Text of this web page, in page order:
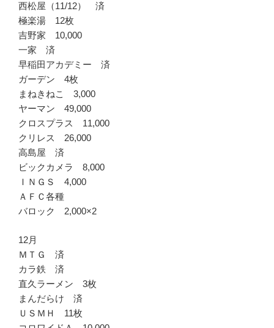
西松屋（11/12） 済
極楽湯 12枚
吉野家 10,000
一家 済
早稲田アカデミー 済
ガーデン 4枚
まねきねこ 3,000
ヤーマン 49,000
クロスプラス 11,000
クリレス 26,000
高島屋 済
ビックカメラ 8,000
ＩＮＧＳ 4,000
ＡＦＣ各種
バロック 2,000×2
12月
ＭＴＧ 済
カラ鉄 済
直久ラーメン 3枚
まんだらけ 済
ＵＳＭＨ 11枚